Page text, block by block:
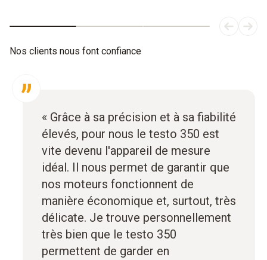
Nos clients nous font confiance
« Grâce à sa précision et à sa fiabilité
élevés, pour nous le testo 350 est
vite devenu l'appareil de mesure
idéal. Il nous permet de garantir que
nos moteurs fonctionnent de
manière économique et, surtout, très
délicate. Je trouve personnellement
très bien que le testo 350
permettent de garder en